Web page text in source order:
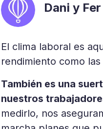
Dani y Fer
El clima laboral es
rendimiento como
También es una
nuestros
medirlo, nos